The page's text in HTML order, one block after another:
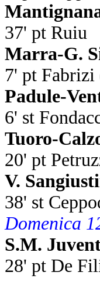
37' pt Ruiu
Marra-G.
7' pt Fabrizi
Padule-
6' st
Tuoro-
20' pt
V.
38' st
Domenica
S.M.
28' pt De